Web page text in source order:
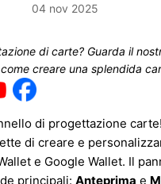
04 nov 2025
di carte? Guarda il
creare una splendida
di progettazione
di creare e
e Google Wallet. Il
principali:Anteprima e